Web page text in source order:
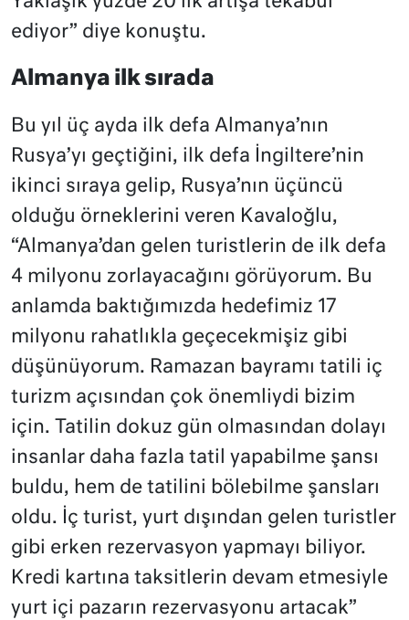
ediyor” diye konuştu.
Almanya ilk sırada
Bu yıl üç ayda ilk defa Almanya’nın
Rusya’yı geçtiğini, ilk defa İngiltere’nin
ikinci sıraya gelip, Rusya’nın üçüncü
olduğu örneklerini veren Kavaloğlu,
“Almanya’dan gelen turistlerin de ilk defa
4 milyonu zorlayacağını görüyorum. Bu
anlamda baktığımızda hedefimiz 17
milyonu rahatlıkla geçecekmişiz gibi
düşünüyorum. Ramazan bayramı tatili iç
turizm açısından çok önemliydi bizim
için. Tatilin dokuz gün olmasından dolayı
insanlar daha fazla tatil yapabilme şansı
buldu, hem de tatilini bölebilme şansları
oldu. İç turist, yurt dışından gelen turistler
gibi erken rezervasyon yapmayı biliyor.
Kredi kartına taksitlerin devam etmesiyle
yurt içi pazarın rezervasyonu artacak”